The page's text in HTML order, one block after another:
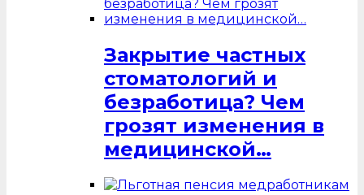
Закрытие частных
стоматологий и
безработица? Чем
грозят изменения в
медицинской…